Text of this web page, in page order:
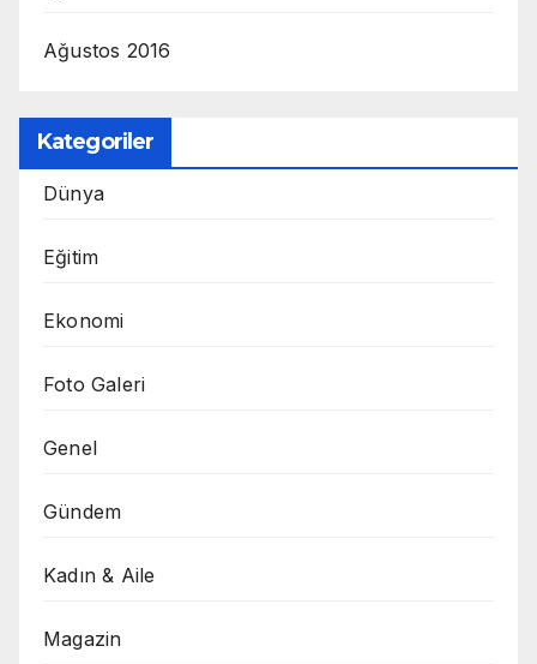
Ağustos 2016
Kategoriler
Dünya
Eğitim
Ekonomi
Foto Galeri
Genel
Gündem
Kadın & Aile
Magazin